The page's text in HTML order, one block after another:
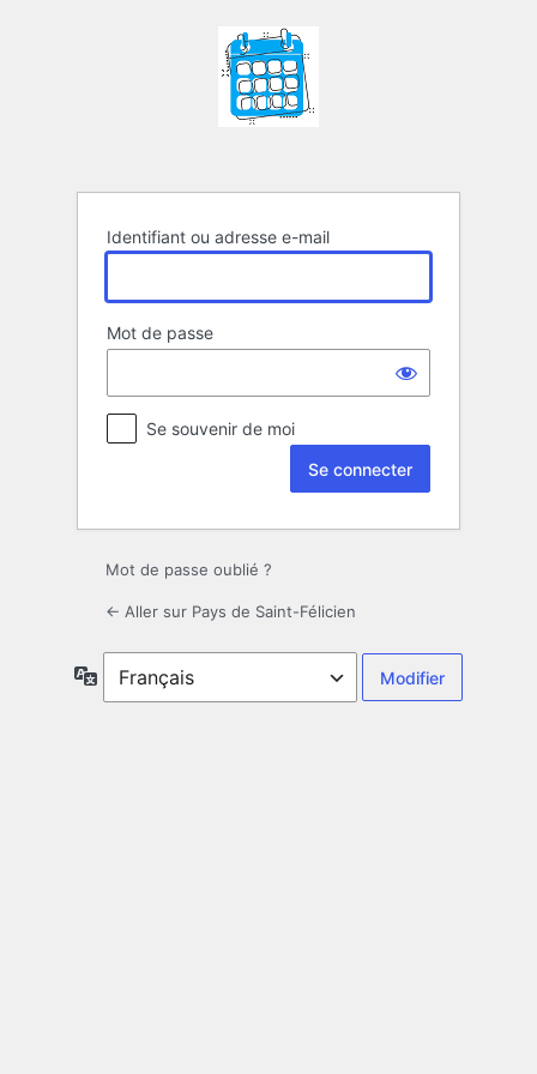
Identifiant ou adresse e-mail
Mot de passe
Se souvenir de moi
Mot de passe oublié ?
← Aller sur Pays de Saint-Félicien
Langue